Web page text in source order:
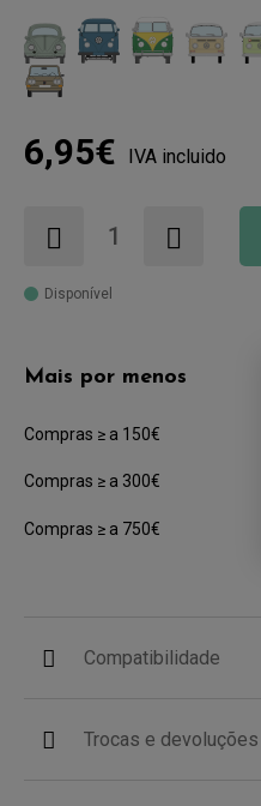
6,95€ IVA incluido
Disponível
Mais por menos
Compras ≥ a 150€
Compras ≥ a 300€
Compras ≥ a 750€
Compatibilidade
Trocas e devoluções